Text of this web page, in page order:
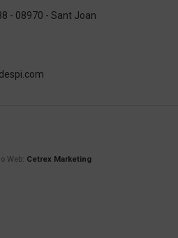
- 08970 - Sant Joan
Web: Cetrex Marketing